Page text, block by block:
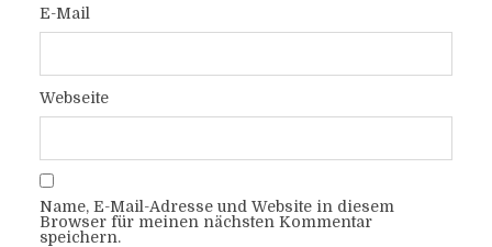
E-Mail
Webseite
Name, E-Mail-Adresse und Website in diesem
Browser für meinen nächsten Kommentar
speichern.